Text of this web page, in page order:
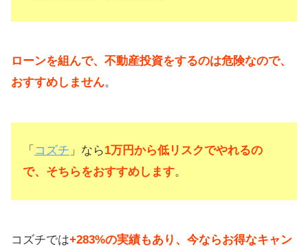
ローンを組んで、不動産投資をするのは危険なので、
おすすめしません。
「 コズチ 」なら1万円から低リスクでやれるの
で、そちらをおすすめします。
コズチでは+283%の実績もあり、今ならお得なキャン